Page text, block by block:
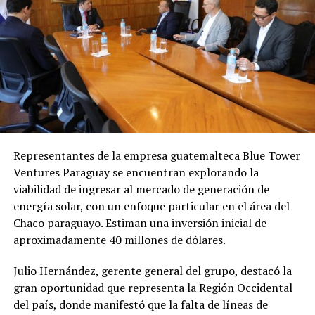
criminales, y que en realidad fue víctima de extorsión
por parte de criminales que buscaban ganancias
económicas.
Próximos pasos
De prosperar la acusación, el empresario podría
enfrentar una pena de12 a 30 años de prisión
por
de locación.
Según manifestaciones de los denunciantes, intentaron
evitar la denuncia penal recurriendo primero a la
Oficina de Mediación del Poder Judicial, solicitando que
se citara a Garrido para buscar un acuerdo comercial.
Durante la audiencia convocada, Garrido no asistió
personalmente, sino que fue representada por el
autenticadas de facturas de la empresa «Green Castle»
por valores de 18.500.000 y 10.400.000 guaraníes
respectivamente, sosteniendo que la señora Garrido
había pagado por todos los equipamientos e
infraestructura del comedor.
son facturas habían sido «anuladas por su titular» y que
«son de contenido falso», presuntamente completadas
por la Lic. Rosalba Garay, contadora que actualmente
Representantes de la empresa guatemalteca Blue Tower
Ventures Paraguay se encuentran explorando la
viabilidad de ingresar al mercado de generación de
energía solar, con un enfoque particular en el área del
Chaco paraguayo. Estiman una inversión inicial de
aproximadamente 40 millones de dólares.
Julio Hernández, gerente general del grupo, destacó la
gran oportunidad que representa la Región Occidental
del país, donde manifestó que la falta de líneas de